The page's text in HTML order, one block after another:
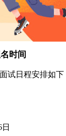
时间
试日程安排如下